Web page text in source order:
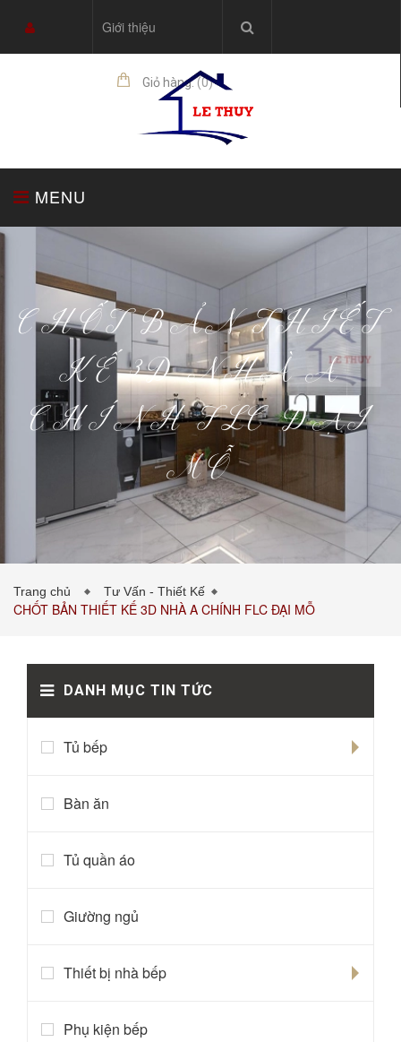
Giới thiệu
Giỏ hàng:(0)
MENU
TRANG CHỦ THIẾT BỊ NHÀ BẾP
PHÒNG NGỦ
BẢNG GIÁ VẬT LIỆU LIÊN HỆ 0989043453
CHỐT BẢN THIẾT
KẾ 3D NHÀ A
CHÍNH FLC ĐẠI
MỖ
Trang chủ Tư Vấn - Thiết Kế
CHỐT BẢN THIẾT KẾ 3D NHÀ A CHÍNH FLC ĐẠI MỖ
DANH MỤC TIN TỨC
Tủ bếp
Bàn ăn
Tủ quần áo
Giường ngủ
Thiết bị nhà bếp
Phụ kiện bếp